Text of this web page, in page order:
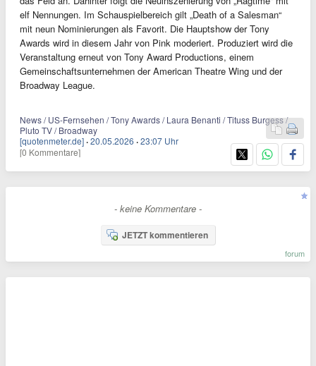
elf Nennungen. Im Schauspielbereich gilt „Death of a Salesman“
mit neun Nominierungen als Favorit. Die Hauptshow der Tony
Awards wird in diesem Jahr von Pink moderiert. Produziert wird die
Veranstaltung erneut von Tony Award Productions, einem
Gemeinschaftsunternehmen der American Theatre Wing und der
Broadway League.
News / US-Fernsehen / Tony Awards / Laura Benanti / Tituss Burgess /
Pluto TV / Broadway
[quotenmeter.de] ·20.05.2026 ·23:07 Uhr
[0 Kommentare]
- keine Kommentare -
JETZT kommentieren
forum